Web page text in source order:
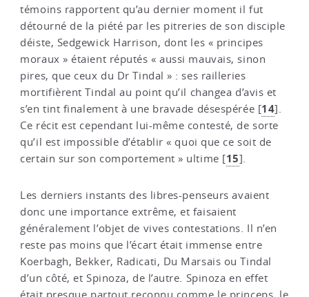
témoins rapportent qu’au dernier moment il fut
détourné de la piété par les pitreries de son disciple
déiste, Sedgewick Harrison, dont les « principes
moraux » étaient réputés « aussi mauvais, sinon
pires, que ceux du Dr Tindal » : ses railleries
mortifièrent Tindal au point qu’il changea d’avis et
s’en tint finalement à une bravade désespérée [14].
Ce récit est cependant lui-même contesté, de sorte
qu’il est impossible d’établir « quoi que ce soit de
certain sur son comportement » ultime [15].
Les derniers instants des libres-penseurs avaient
donc une importance extrême, et faisaient
généralement l’objet de vives contestations. Il n’en
reste pas moins que l’écart était immense entre
Koerbagh, Bekker, Radicati, Du Marsais ou Tindal
d’un côté, et Spinoza, de l’autre. Spinoza en effet